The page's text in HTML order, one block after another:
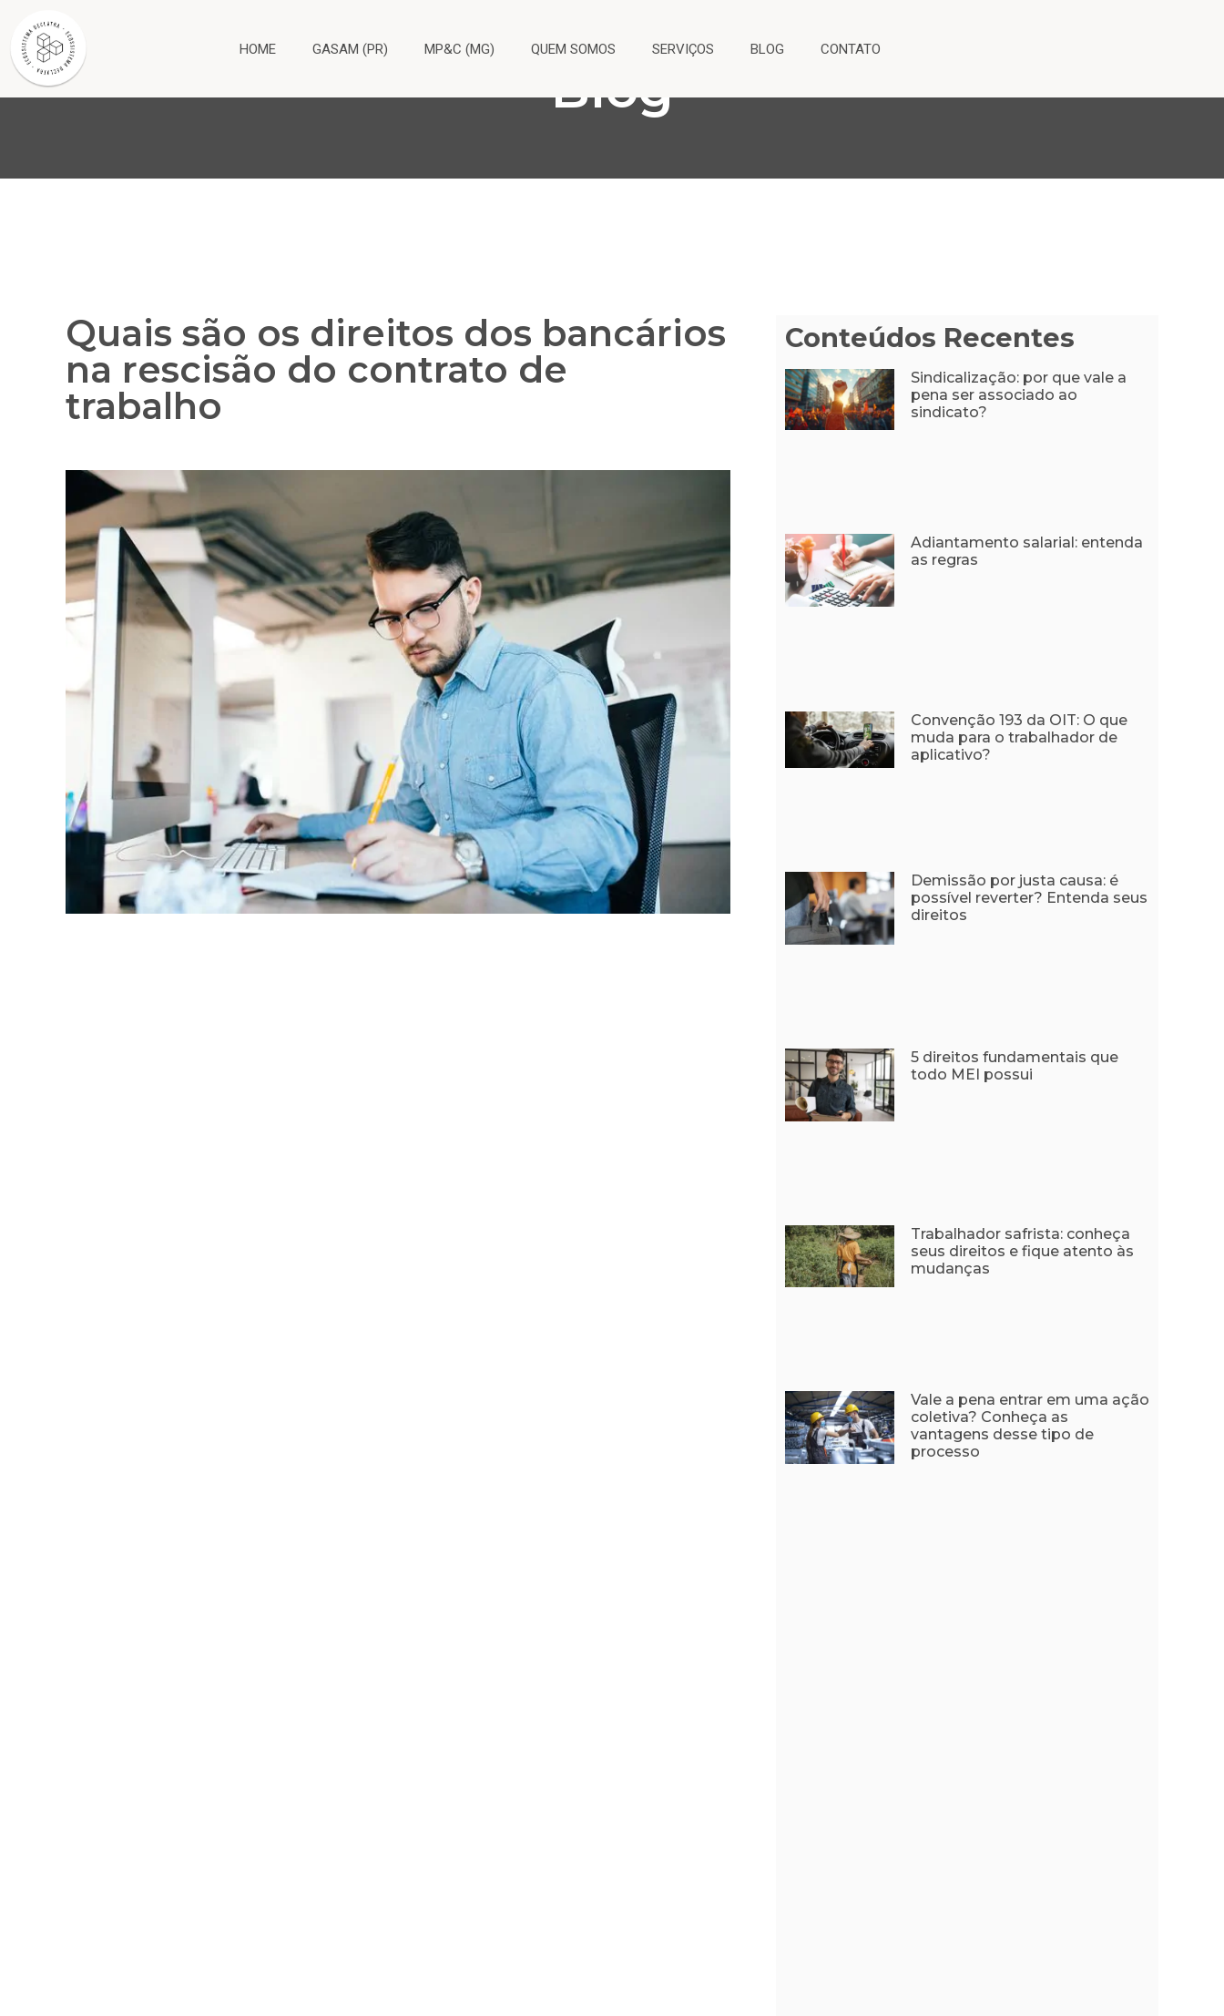
HOME GASAM (PR) MP&C (MG) QUEM SOMOS SERVIÇOS BLOG CONTATO
Blog
Quais são os direitos dos bancários
na rescisão do contrato de
trabalho
Conteúdos Recentes
Sindicalização: por que vale a
pena ser associado ao
sindicato?
Adiantamento salarial: entenda
as regras
Convenção 193 da OIT: O que
muda para o trabalhador de
aplicativo?
Demissão por justa causa: é
possível reverter? Entenda seus
direitos
5 direitos fundamentais que
todo MEI possui
Trabalhador safrista: conheça
seus direitos e fique atento às
mudanças
Vale a pena entrar em uma ação
coletiva? Conheça as
vantagens desse tipo de
processo